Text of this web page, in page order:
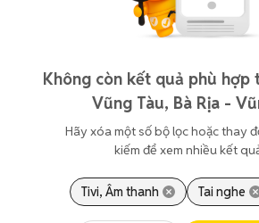
Không còn kết quả phù hợp
Vũng Tàu, Bà Rịa -
Hãy xóa một số bộ lọc hoặc thay
kiếm để xem nhiều kết
Tivi, Âm thanh Tai nghe